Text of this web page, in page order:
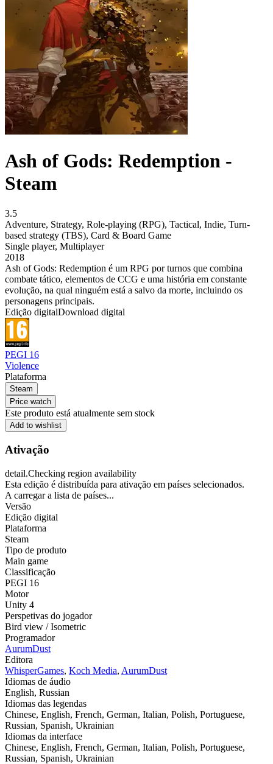
Ash of Gods: Redemption -
Steam
3.5
Adventure, Strategy, Role-playing (RPG), Tactical, Indie, Turn-
based strategy (TBS), Card & Board Game
Single player, Multiplayer
2018
Ash of Gods: Redemption é um RPG por turnos que combina
combate tático, elementos de CCG e uma história em constante
evolução, na qual ninguém está a salvo da morte, incluindo os
personagens principais.
Edição digitalDownload digital
PEGI 16
Violence
Plataforma
Steam
Price watch
Este produto está atualmente sem stock
Add to wishlist
Ativação
detail.Checking region availability
Esta edição é distribuída para ativação em países selecionados.
A carregar a lista de países...
Versão
Edição digital
Plataforma
Steam
Tipo de produto
Main game
Classificação
PEGI 16
Motor
Unity 4
Perspetivas do jogador
Bird view / Isometric
Programador
AurumDust
Editora
WhisperGames, Koch Media, AurumDust
Idiomas de áudio
English, Russian
Idiomas das legendas
Chinese, English, French, German, Italian, Polish, Portuguese,
Russian, Spanish, Ukrainian
Idiomas da interface
Chinese, English, French, German, Italian, Polish, Portuguese,
Russian, Spanish, Ukrainian